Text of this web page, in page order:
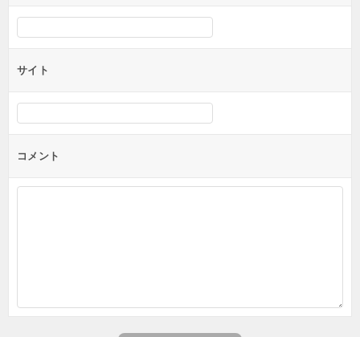
サイト
コメント